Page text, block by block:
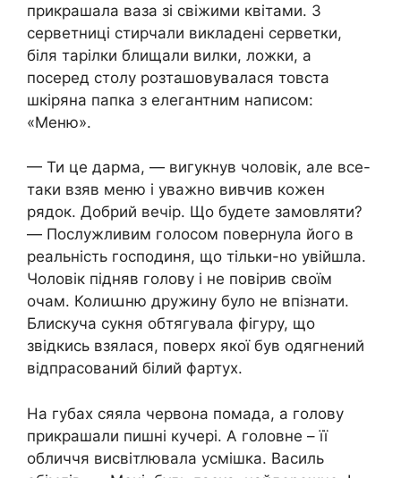
прикрашала ваза зі свіжими квітами. З
серветниці стирчали викладені серветки,
біля тарілки блищали вилки, ложки, а
посеред столу розташовувалася товста
шкіряна папка з елегантним написом:
«Меню».
— Ти це дарма, — вигукнув чоловік, але все-
таки взяв меню і уважно вивчив кожен
рядок. Добрий вечір. Що будете замовляти?
— Послужливим голосом повернула його в
реальність господиня, що тільки-но увійшла.
Чоловік підняв голову і не повірив своїм
очам. Колиաню дружину було не впізнати.
Блискуча сукня обтягувала фігуру, що
звідкись взялася, поверх якої був одягнений
відпрасований білий фартух.
На губах сяяла червона помада, а голову
прикрашали пишні кучері. А головне – її
обличчя висвітлювала усмішка. Василь